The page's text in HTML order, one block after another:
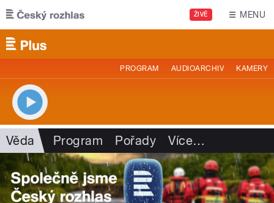
Přejít k hlavnímu obsahu
ŽIVĚ MENU
PROGRAM AUDIOARCHIV KAMERY
Věda Program Pořady Více…